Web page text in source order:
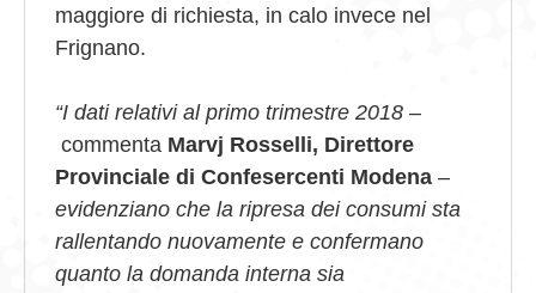
maggiore di richiesta, in calo invece nel
Frignano.
“I dati relativi al primo trimestre 2018 –
commenta Marvj Rosselli, Direttore
Provinciale di Confesercenti Modena –
evidenziano che la ripresa dei consumi sta
rallentando nuovamente e confermano
quanto la domanda interna sia